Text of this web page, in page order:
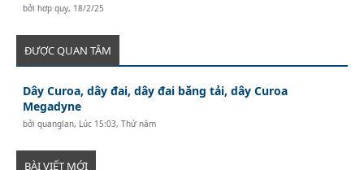
bởihơp quy, 18/2/25
ĐƯỢC QUAN TÂM
Dây Curoa, dây đai, dây đai băng tải, dây Curoa
Megadyne
bởiquanglan, Lúc 15:03, Thứ năm
BÀI VIẾT MỚI